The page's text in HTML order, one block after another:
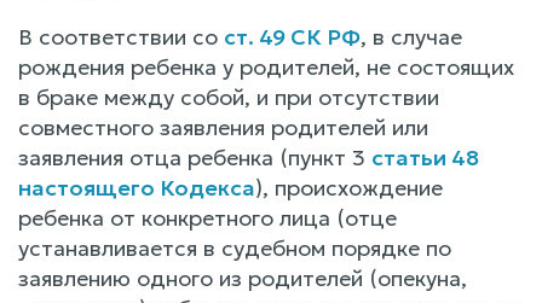
В соответствии со ст. 49 СК РФ, в случае
рождения ребенка у родителей, не состоящих
в браке между собой, и при отсутствии
совместного заявления родителей или
заявления отца ребенка (пункт 3 статьи 48
настоящего Кодекса), происхождение
ребенка от конкретного лица (отце
устанавливается в судебном порядке по
заявлению одного из родителей (опекуна,